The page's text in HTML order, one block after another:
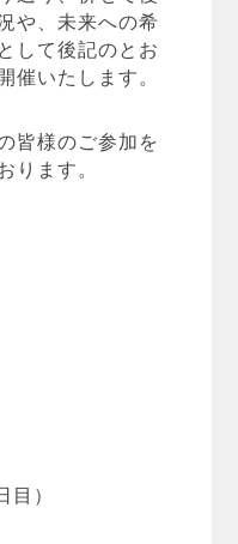
や、未来への希
して後記のとお
催いたします。
皆様のご参加を
ります。
）